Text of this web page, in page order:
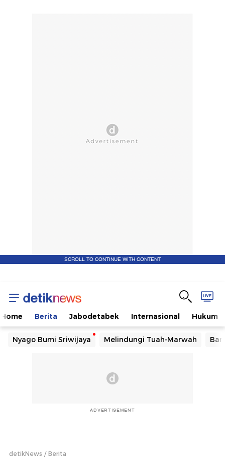
SCROLL TO CONTINUE WITH CONTENT
Home Berita Jabodetabek Internasional Hukum
Nyago Bumi Sriwijaya Melindungi Tuah-Marwah
ADVERTISEMENT
detikNews Berita